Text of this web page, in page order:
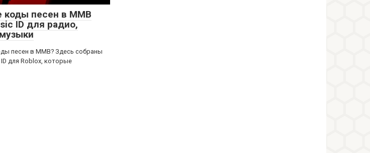
коды песен в ММВ
ID для радио,
песен в ММВ? Здесь собраны
для Roblox, которые